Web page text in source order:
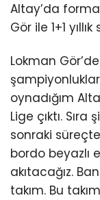
Altay’da
Gör ile 1+1
Lokman
oynadığım
Lige çıktı.
sonraki
bordo beyazlı
akıtacağız.
takım. Bu